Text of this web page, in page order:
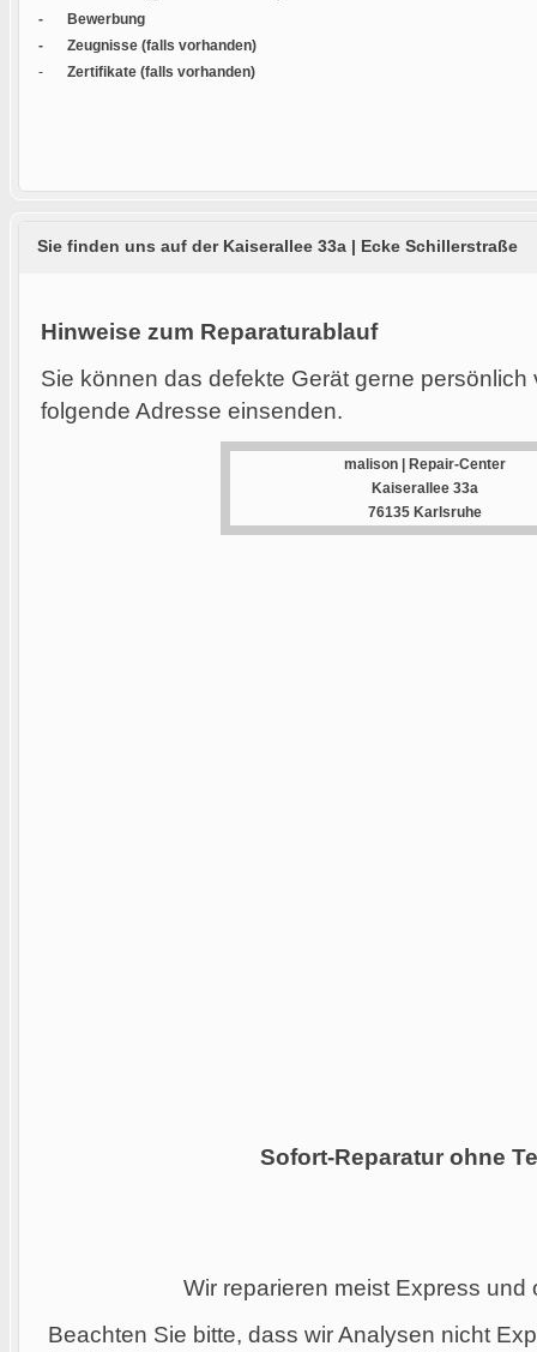
-
Bewerbung
-
Zeugnisse (falls vorhanden)
-
Zertifikate (falls vorhanden)
Sie finden uns auf der Kaiserallee 33a | Ecke Schillerstraße
Hinweise zum Reparaturablauf
Sie können das defekte Gerät gerne
folgende Adresse einsenden.
malison | Repair-Center
Kaiserallee 33a
76135 Karlsruhe
Sofort-Reparatur ohne
Wir reparieren meist Express und
Beachten Sie bitte, dass wir Analysen nicht